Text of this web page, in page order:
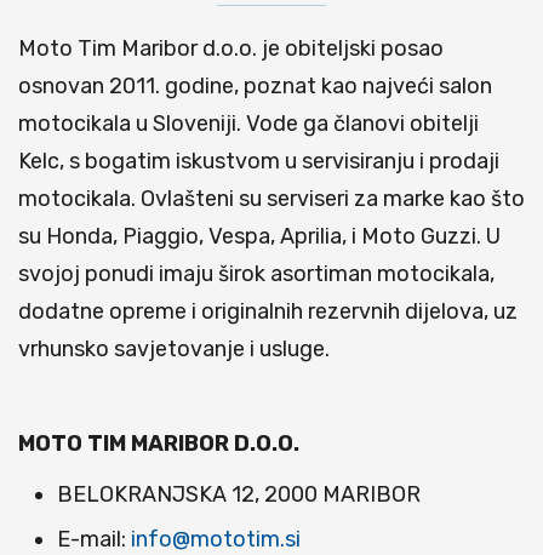
Moto Tim Maribor d.o.o. je obiteljski posao
osnovan 2011. godine, poznat kao najveći salon
motocikala u Sloveniji. Vode ga članovi obitelji
Kelc, s bogatim iskustvom u servisiranju i prodaji
motocikala. Ovlašteni su serviseri za marke kao što
su Honda, Piaggio, Vespa, Aprilia, i Moto Guzzi. U
svojoj ponudi imaju širok asortiman motocikala,
dodatne opreme i originalnih rezervnih dijelova, uz
vrhunsko savjetovanje i usluge​.
MOTO TIM MARIBOR D.O.O.
BELOKRANJSKA 12, 2000 MARIBOR
E-mail: info@mototim.si